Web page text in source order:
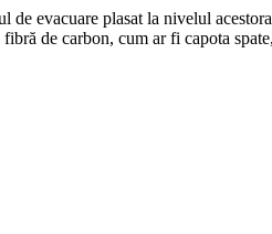
evacuare plasat la nivelul
de carbon, cum ar fi capota